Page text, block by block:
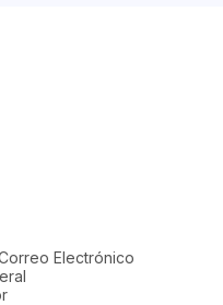
Electrónico